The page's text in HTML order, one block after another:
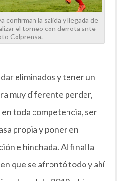
confirman la salida y llegada de
el torneo con derrota ante
Colprensa.
eliminados y tener un
muy diferente perder,
toda competencia, ser
propia y poner en
e hinchada. Al final la
que se afrontó todo y ahí